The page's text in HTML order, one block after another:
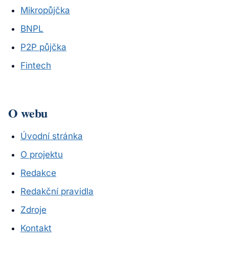
Mikropůjčka
BNPL
P2P půjčka
Fintech
O webu
Úvodní stránka
O projektu
Redakce
Redakční pravidla
Zdroje
Kontakt